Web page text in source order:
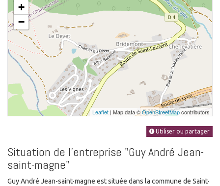
+
−
Leaflet | Map data ©OpenStreetMapcontributors
Utiliser ou partager
Situation de l'entreprise "Guy André Jean-
saint-magne"
Guy André Jean-saint-magne est située dans la commune de Saint-